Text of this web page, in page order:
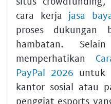
cara kerja jasa
proses dukungan
hambatan.
memperhatikan
PayPal 2026 untuk
kantor sosial atau
penggiat esports